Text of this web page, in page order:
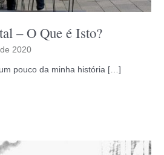
– O Que é Isto?
2020
pouco da minha história […]